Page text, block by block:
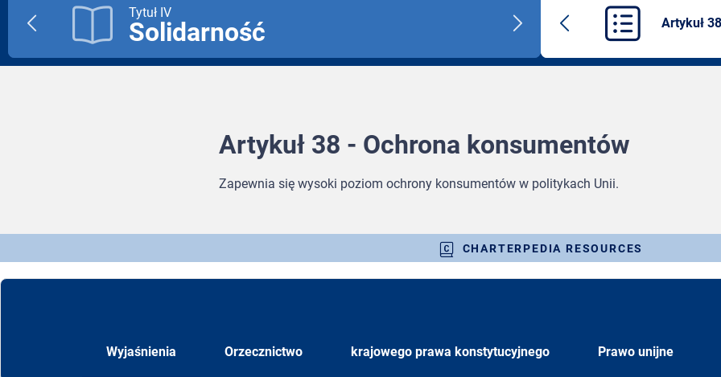
Tytuł IV
Solidarność
Previous
Artykuł
Artykuł 38 - Ochrona konsumentów
Zapewnia się wysoki poziom ochrony konsumentów w politykach Unii.
CHARTERPEDIA RESOURCES
Wyjaśnienia Orzecznictwo krajowego prawa konstytucyjnego Prawo unijne